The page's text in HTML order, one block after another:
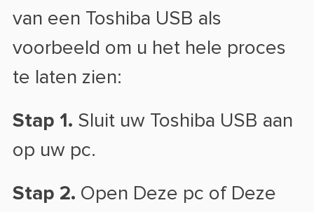
van een Toshiba USB als
voorbeeld om u het hele proces
te laten zien:
Stap 1. Sluit uw Toshiba USB aan
op uw pc.
Stap 2. Open Deze pc of Deze